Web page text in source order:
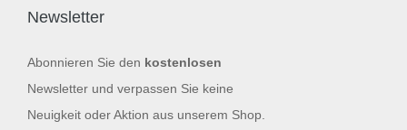
Newsletter
Abonnieren Sie den kostenlosen
Newsletter und verpassen Sie keine
Neuigkeit oder Aktion aus unserem Shop.